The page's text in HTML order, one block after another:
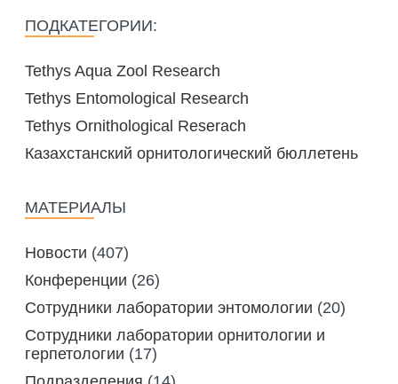
ПОДКАТЕГОРИИ:
Tethys Aqua Zool Research
Tethys Entomological Research
Tethys Ornithological Reserach
Казахстанский орнитологический бюллетень
МАТЕРИАЛЫ
Новости (407)
Конференции (26)
Сотрудники лаборатории энтомологии (20)
Сотрудники лаборатории орнитологии и
герпетологии (17)